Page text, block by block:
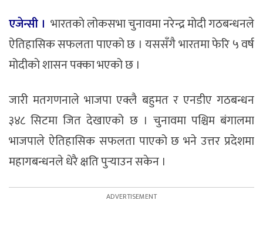
एजेन्सी । भारतकाे लोकसभा चुनावमा नरेन्द्र मोदी गठबन्धनले
ऐतिहासिक सफलता पाएको छ । यससँगै भारतमा फेरि ५ वर्ष
मोदीकाे शासन पक्का भएको छ ।
जारी मतगणनाले भाजपा एक्लै बहुमत र एनडीए गठबन्धन
३४८ सिटमा जित देखाएको छ । चुनावमा पश्चिम बंगालमा
भाजपाले ऐतिहासिक सफलता पाएको छ भने उत्तर प्रदेशमा
महागबन्धनले धेरै क्षति पुर्‍याउन सकेन ।